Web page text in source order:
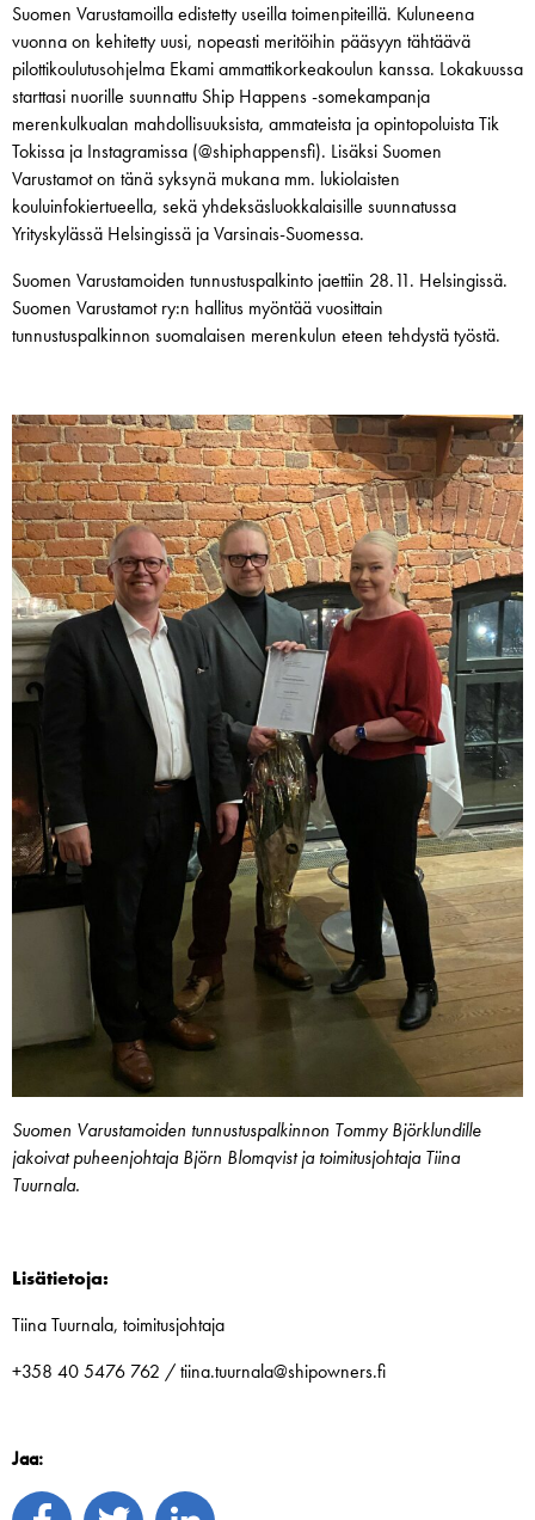
Suomen Varustamoilla edistetty useilla toimenpiteillä. Kuluneena
vuonna on kehitetty uusi, nopeasti meritöihin pääsyyn tähtäävä
pilottikoulutusohjelma Ekami ammattikorkeakoulun kanssa. Lokakuussa
starttasi nuorille suunnattu Ship Happens -somekampanja
merenkulkualan mahdollisuuksista, ammateista ja opintopoluista Tik
Tokissa ja Instagramissa (@shiphappensfi). Lisäksi Suomen
Varustamot on tänä syksynä mukana mm. lukiolaisten
kouluinfokiertueella, sekä yhdeksäsluokkalaisille suunnatussa
Yrityskylässä Helsingissä ja Varsinais-Suomessa.
Suomen Varustamoiden tunnustuspalkinto jaettiin 28.11. Helsingissä.
Suomen Varustamot ry:n hallitus myöntää vuosittain
tunnustuspalkinnon suomalaisen merenkulun eteen tehdystä työstä.
Suomen Varustamoiden tunnustuspalkinnon Tommy Björklundille
jakoivat puheenjohtaja Björn Blomqvist ja toimitusjohtaja Tiina
Tuurnala.
Lisätietoja:
Tiina Tuurnala, toimitusjohtaja
+358 40 5476 762 / tiina.tuurnala@shipowners.fi
Jaa: